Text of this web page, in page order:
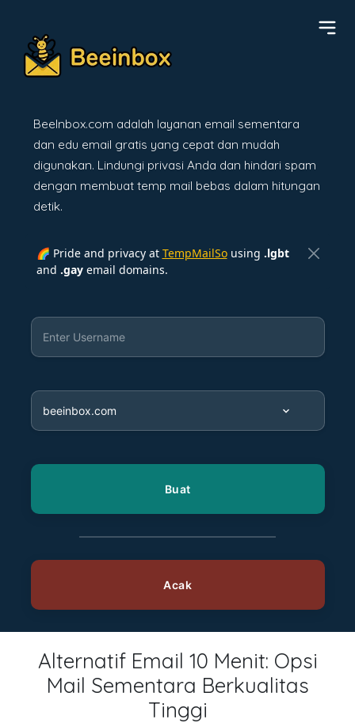
BeeInbox.com adalah layanan email sementara
dan edu email gratis yang cepat dan mudah
digunakan. Lindungi privasi Anda dan hindari spam
dengan membuat temp mail bebas dalam hitungan
detik.
🌈 Pride and privacy at TempMailSousing .lgbt
and .gayemail domains.
Alternatif Email 10 Menit: Opsi
Mail Sementara Berkualitas
Tinggi